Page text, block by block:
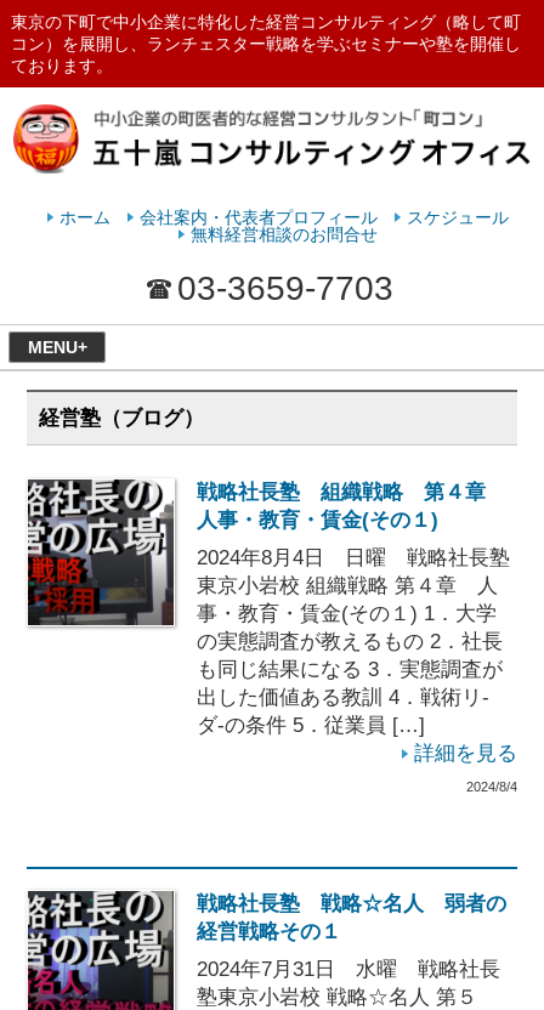
東京の下町で中小企業に特化した経営コンサルティング（略して町
コン）を展開し、ランチェスター戦略を学ぶセミナーや塾を開催し
ております。
ランチェスターの法則を学ぶなら
ホーム 会社案内・代表者プロフィール
スケジュール
無料経営相談のお問合せ
03-3659-7703
MENU+
経営塾（ブログ）
戦略社長塾 組織戦略 第４章
人事・教育・賃金(その１)
2024年8月4日 日曜 戦略社長塾
東京小岩校 組織戦略 第４章 人
事・教育・賃金(その１) 1．大学
の実態調査が教えるもの 2．社長
も同じ結果になる 3．実態調査が
出した価値ある教訓 4．戦術リ-
ダ-の条件 5．従業員 […]
詳細を見る
2024/8/4
戦略社長塾 戦略☆名人 弱者の
経営戦略その１
2024年7月31日 水曜 戦略社長
塾東京小岩校 戦略☆名人 第５